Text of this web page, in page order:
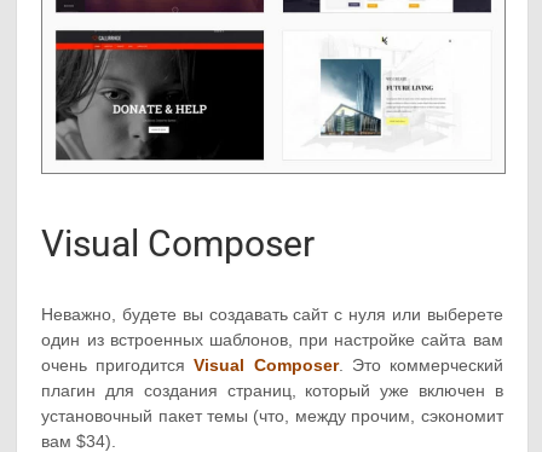
Visual Composer
Неважно, будете вы создавать сайт с нуля или выберете
один из встроенных шаблонов, при настройке сайта вам
очень пригодитсяVisual Composer. Это коммерческий
плагин для создания страниц, который уже включен в
установочный пакет темы (что, между прочим, сэкономит
вам $34).